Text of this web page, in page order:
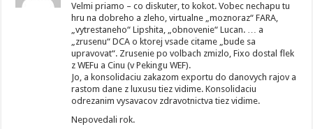
Velmi priamo – co diskuter, to kokot. Vobec nechapu tu
hru na dobreho a zleho, virtualne „moznoraz“ FARA,
„vytrestaneho“ Lipshita, „obnovenie“ Lucan. … a
„zrusenu“ DCA o ktorej vsade citame „bude sa
upravovat“. Zrusenie po volbach zmizlo, Fixo dostal flek
z WEFu a Cinu (v Pekingu WEF).
Jo, a konsolidaciu zakazom exportu do danovych rajov a
rastom dane z luxusu tiez vidime. Konsolidaciu
odrezanim vysavacov zdravotnictva tiez vidime.
Nepovedali rok.